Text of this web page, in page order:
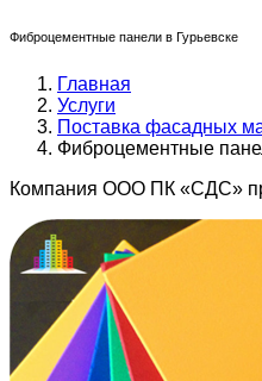
Фиброцементные панели в Гурьевске
Главная
Услуги
Поставка фасадных
Фиброцементные
Компания ООО ПК «СДС»